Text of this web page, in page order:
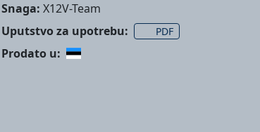
Snaga: X12V-Team
Uputstvo za upotrebu:
PDF
Prodato u: